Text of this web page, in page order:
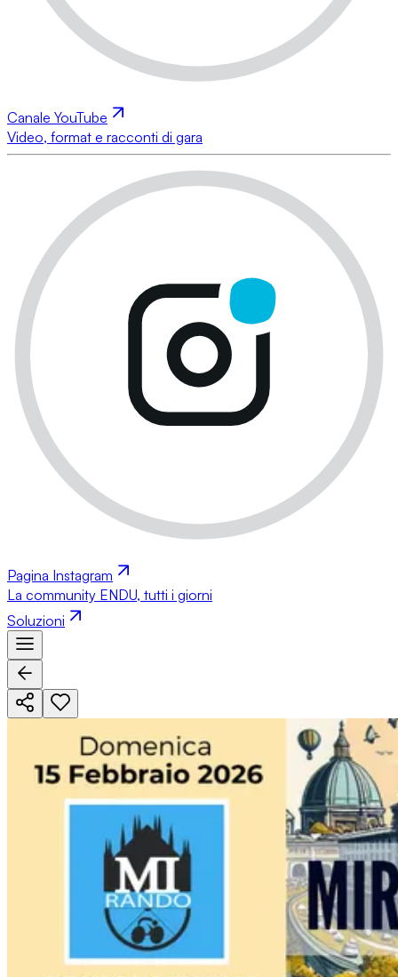
Canale YouTube
Video, format e racconti di gara
Pagina Instagram
La community ENDU, tutti i giorni
Soluzioni